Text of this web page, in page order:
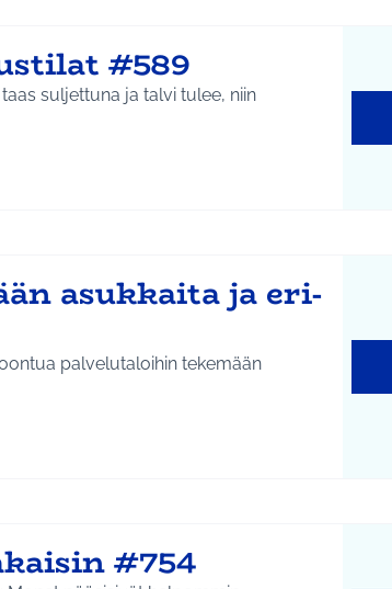
#589
suljettuna ja talvi tulee, niin
asukkaita ja eri-
palvelutaloihin tekemään
#754